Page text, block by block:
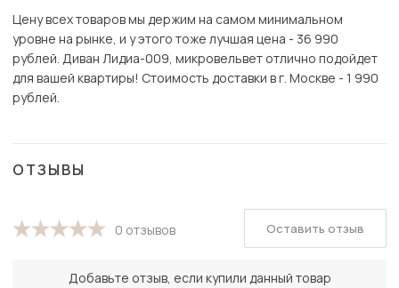
Цену всех товаров мы держим на самом минимальном
уровне на рынке, и у этого тоже лучшая цена - 36 990
рублей. Диван Лидиа-009, микровельвет отлично подойдет
для вашей квартиры! Стоимость доставки в г. Москве - 1 990
рублей.
ОТЗЫВЫ
0 отзывов
Добавьте отзыв, если купили данный товар
Оставить отзыв